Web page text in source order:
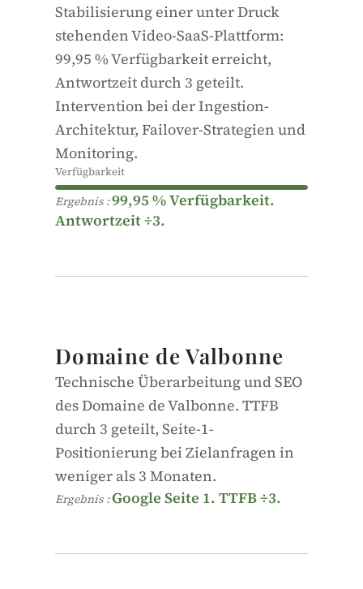
Stabilisierung einer unter Druck
stehenden Video-SaaS-Plattform:
99,95 % Verfügbarkeit erreicht,
Antwortzeit durch 3 geteilt.
Intervention bei der Ingestion-
Architektur, Failover-Strategien und
Monitoring.
Verfügbarkeit
Ergebnis :99,95 % Verfügbarkeit.
Antwortzeit ÷3.
Hotellerie · Kulturerbe
Seite 1
Domaine de Valbonne
Technische Überarbeitung und SEO
des Domaine de Valbonne. TTFB
durch 3 geteilt, Seite-1-
Positionierung bei Zielanfragen in
weniger als 3 Monaten.
Ergebnis :Google Seite 1. TTFB ÷3.